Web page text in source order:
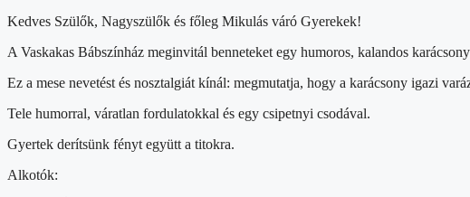
Kedves Szülők, Nagyszülők és főleg Mikulás váró Gyerekek!
A Vaskakas Bábszínház meginvitál benneteket egy humoros, kalandos
Ez a mese nevetést és nosztalgiát kínál: megmutatja, hogy a karácsony igazi
Tele humorral, váratlan fordulatokkal és egy csipetnyi csodával.
Gyertek derítsünk fényt együtt a titokra.
Alkotók: